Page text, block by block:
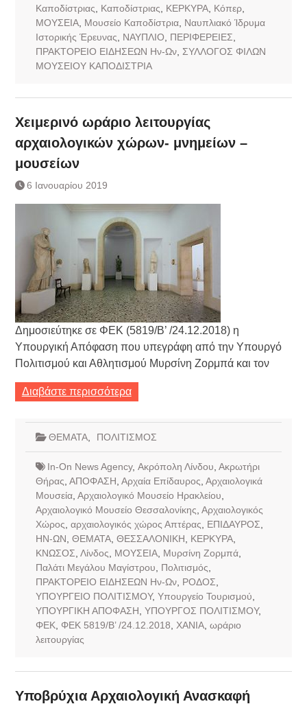
Καποδίστριας
Καποδίστριας ΚΕΡΚΥΡΑ, Κόπερ,
ΜΟΥΣΕΙΑ, Μουσείο Καποδίστρια, Ναυπλιακό Ίδρυμα
Ιστορικής Έρευνας
ΝΑΥΠΛΙΟ ΠΕΡΙΦΕΡΕΙΕΣ
ΠΡΑΚΤΟΡΕΙΟ ΕΙΔΗΣΕΩΝ Ην-Ων, ΣΥΛΛΟΓΟΣ ΦΙΛΩΝ
ΜΟΥΣΕΙΟΥ ΚΑΠΟΔΙΣΤΡΙΑ
Χειμερινό ωράριο λειτουργίας
αρχαιολογικών χώρων- μνημείων –
μουσείων
6 Ιανουαρίου 2019
Δημοσιεύτηκε σε ΦΕΚ (5819/Β’ /24.12.2018) η
Υπουργική Απόφαση που υπεγράφη από την Υπουργό
Πολιτισμού και Αθλητισμού Μυρσίνη Ζορμπά και τον
Διαβάστε περισσότερα
ΘΕΜΑΤΑ, ΠΟΛΙΤΙΣΜΟΣ
In-On News Agency, Ακρόπολη Λίνδου Ακρωτήρι
Θήρας ΑΠΟΦΑΣΗ Αρχαία Επίδαυρος Αρχαιολογικά
Μουσεία, Αρχαιολογικό Μουσείο Ηρακλείου
Αρχαιολογικό Μουσείο Θεσσαλονίκης Αρχαιολογικός
Χώρος αρχαιολογικός χώρος Απτέρας ΕΠΙΔΑΥΡΟΣ
ΗΝ-ΩΝ ΘΕΜΑΤΑ, ΘΕΣΣΑΛΟΝΙΚΗ ΚΕΡΚΥΡΑ,
ΚΝΩΣΟΣ Λίνδος ΜΟΥΣΕΙΑ, Μυρσίνη Ζορμπά,
Παλάτι Μεγάλου Μαγίστρου
Πολιτισμός
ΠΡΑΚΤΟΡΕΙΟ ΕΙΔΗΣΕΩΝ Ην-Ων, ΡΟΔΟΣ
ΥΠΟΥΡΓΕΙΟ ΠΟΛΙΤΙΣΜΟΥ, Υπουργείο Τουρισμού
ΥΠΟΥΡΓΙΚΗ ΑΠΟΦΑΣΗ ΥΠΟΥΡΓΟΣ ΠΟΛΙΤΙΣΜΟΥ,
ΦΕΚ, ΦΕΚ 5819/Β’ /24.12.2018 ΧΑΝΙΑ, ωράριο
λειτουργίας
Υποβρύχια Αρχαιολογική Ανασκαφή